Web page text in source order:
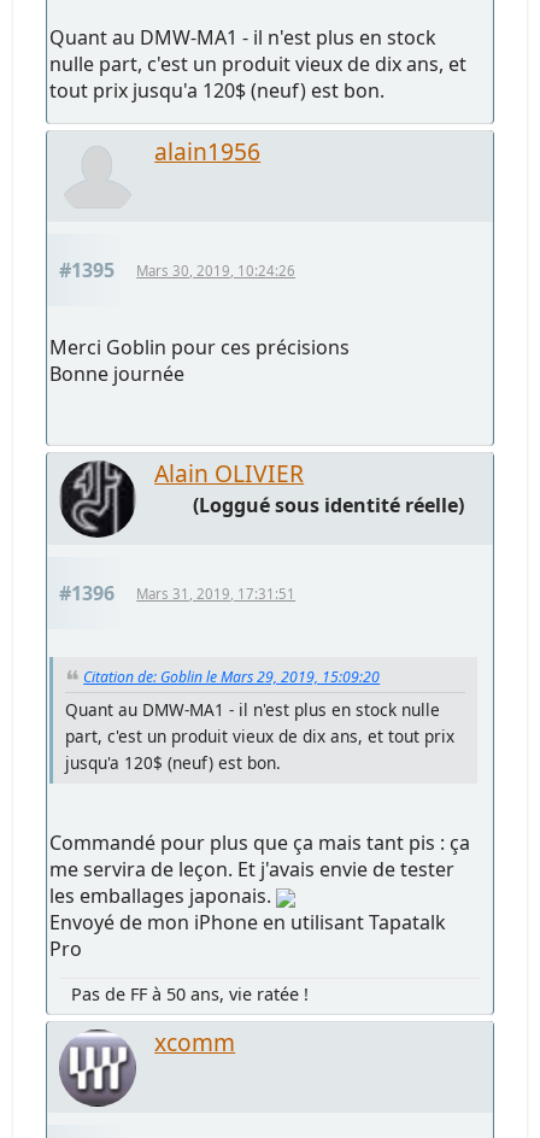
Quant au DMW-MA1 - il n'est plus en stock
nulle part, c'est un produit vieux de dix ans, et
tout prix jusqu'a 120$ (neuf) est bon.
alain1956
#1395 Mars 30, 2019, 10:24:26
Merci Goblin pour ces précisions
Bonne journée
Alain OLIVIER
(Loggué sous identité réelle)
#1396 Mars 31, 2019, 17:31:51
Citation de: Goblin le Mars 29, 2019, 15:09:20
Quant au DMW-MA1 - il n'est plus en stock nulle
part, c'est un produit vieux de dix ans, et tout prix
jusqu'a 120$ (neuf) est bon.
Commandé pour plus que ça mais tant pis : ça
me servira de leçon. Et j'avais envie de tester
les emballages japonais.
Envoyé de mon iPhone en utilisant Tapatalk
Pro
Pas de FF à 50 ans, vie ratée !
xcomm